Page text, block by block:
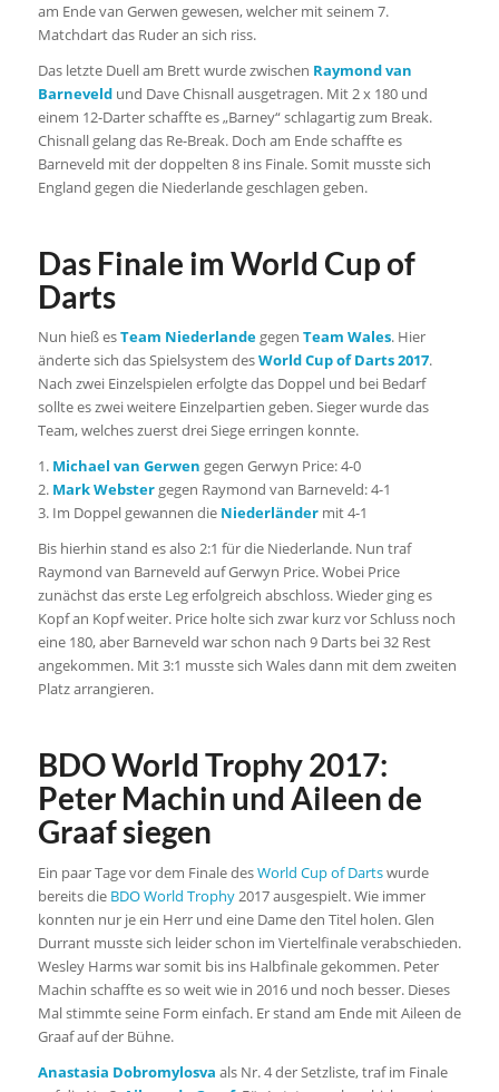
am Ende van Gerwen gewesen, welcher mit seinem 7.
Matchdart das Ruder an sich riss.
Das letzte Duell am Brett wurde zwischen Raymond van
Barneveldund Dave Chisnall ausgetragen. Mit 2 x 180 und
einem 12-Darter schaffte es „Barney“ schlagartig zum Break.
Chisnall gelang das Re-Break. Doch am Ende schaffte es
Barneveld mit der doppelten 8 ins Finale. Somit musste sich
England gegen die Niederlande geschlagen geben.
Das Finale im World Cup of
Darts
Nun hieß esTeam Niederlandegegen Team Wales. Hier
änderte sich das Spielsystem desWorld Cup of Darts 2017.
Nach zwei Einzelspielen erfolgte das Doppel und bei Bedarf
sollte es zwei weitere Einzelpartien geben. Sieger wurde das
Team, welches zuerst drei Siege erringen konnte.
1. Michael van Gerwen gegen Gerwyn Price: 4-0
2. Mark Webstergegen Raymond van Barneveld: 4-1
3. Im Doppel gewannen die Niederländermit 4-1
Bis hierhin stand es also 2:1 für die Niederlande. Nun traf
Raymond van Barneveld auf Gerwyn Price. Wobei Price
zunächst das erste Leg erfolgreich abschloss. Wieder ging es
Kopf an Kopf weiter. Price holte sich zwar kurz vor Schluss noch
eine 180, aber Barneveld war schon nach 9 Darts bei 32 Rest
angekommen. Mit 3:1 musste sich Wales dann mit dem zweiten
Platz arrangieren.
BDO World Trophy 2017:
Peter Machin und Aileen de
Graaf siegen
Ein paar Tage vor dem Finale desWorld Cup of Dartswurde
bereits die BDO World Trophy2017 ausgespielt. Wie immer
konnten nur je ein Herr und eine Dame den Titel holen. Glen
Durrant musste sich leider schon im Viertelfinale verabschieden.
Wesley Harms war somit bis ins Halbfinale gekommen. Peter
Machin schaffte es so weit wie in 2016 und noch besser. Dieses
Mal stimmte seine Form einfach. Er stand am Ende mit Aileen de
Graaf auf der Bühne.
Anastasia Dobromylosva als Nr. 4 der Setzliste, traf im Finale